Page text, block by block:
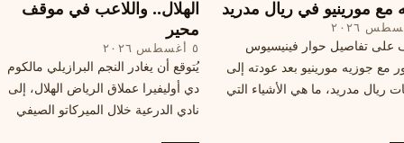
مع مورينيو في ريال مدريد
على تفاصيل حوار فينيسيوس
مع جوزيه مورينيو بعد عودته إلى
ريال مدريد، ما هي الأشياء التي
الهلال.. واللاعب في موقف
محير
٥ أغسطس ٢٠٢٦
يُتوقع أن يغادر النجم البرازيلي مالكوم
دي أوليفيرا عملاق الرياض الهلال، إلى
نادي الدرعية خلال الميركاتو الصيفي